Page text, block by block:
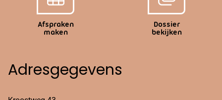
Afspraken
maken
Dossier
bekijken
Adresgegevens